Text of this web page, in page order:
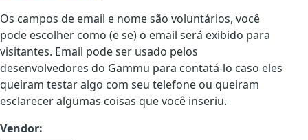
Os campos de email e nome são voluntários, você
pode escolher como (e se) o email será exibido para
visitantes. Email pode ser usado pelos
desenvolvedores do Gammu para contatá-lo caso eles
queiram testar algo com seu telefone ou queiram
esclarecer algumas coisas que você inseriu.
Vendor: